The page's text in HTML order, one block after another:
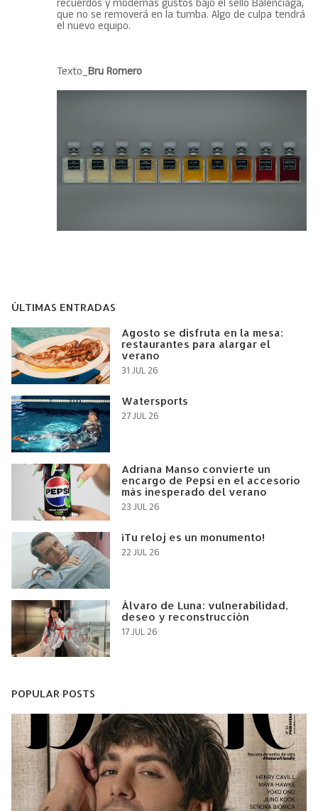
recuerdos y modernas gustos bajo el sello Balenciaga,
que no se removerá en la tumba. Algo de culpa tendrá
el nuevo equipo.
Texto_Bru Romero
ÚLTIMAS ENTRADAS
Agosto se disfruta en la mesa:
restaurantes para alargar el
verano
31 JUL 26
Watersports
27 JUL 26
Adriana Manso convierte un
encargo de Pepsi en el accesorio
más inesperado del verano
23 JUL 26
¡Tu reloj es un monumento!
22 JUL 26
Álvaro de Luna: vulnerabilidad,
deseo y reconstrucción
17 JUL 26
POPULAR POSTS